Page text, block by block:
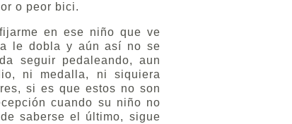
o peor bici.
en ese niño que ve
le dobla y aún así no se
seguir pedaleando, aun
ni medalla, ni siquiera
si es que estos no son
cuando su niño no
saberse el último, sigue